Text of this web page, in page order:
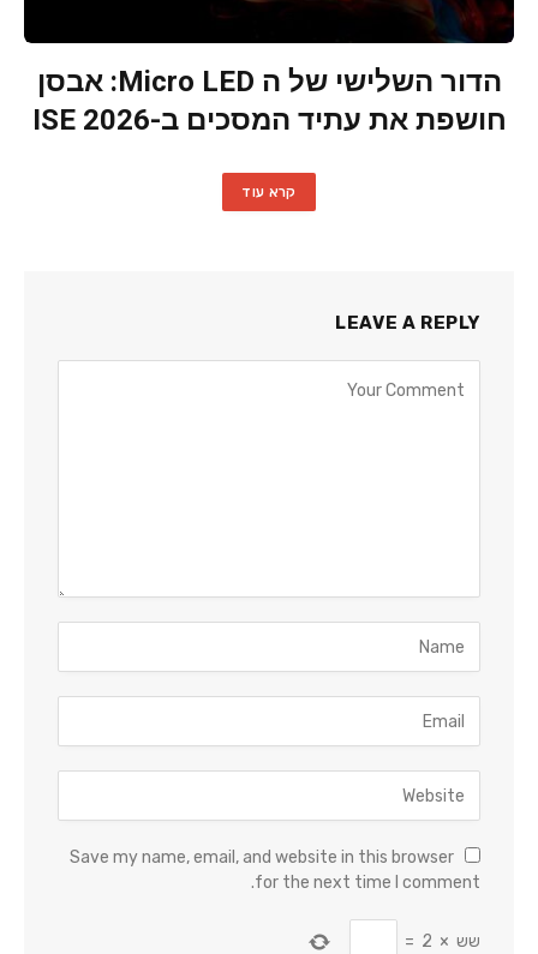
הדור השלישי של ה Micro LED: אבסן
חושפת את עתיד המסכים ב-ISE 2026
קרא עוד
LEAVE A REPLY
Save my name, email, and website in this browser
for the next time I comment.
שש ×
2
=